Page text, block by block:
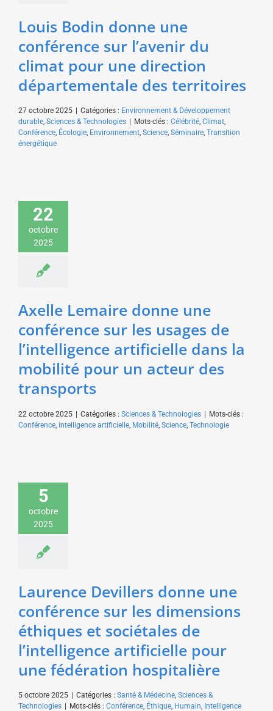
Louis Bodin donne une
conférence sur l’avenir du
climat pour une direction
départementale des territoires
27 octobre 2025 Catégories : Environnement & Développement
durable, Sciences & Technologies Mots-clés : Célébrité, Climat,
Conférence, Écologie, Environnement, Science, Séminaire, Transition
énergétique
22
octobre
2025
Axelle Lemaire donne une
conférence sur les usages de
l’intelligence artificielle dans la
mobilité pour un acteur des
transports
22 octobre 2025 | Catégories : Sciences & Technologies | Mots-clés :
Conférence Intelligence artificielle Mobilité Science Technologie
5
octobre
2025
Laurence Devillers donne une
conférence sur les dimensions
éthiques et sociétales de
l’intelligence artificielle pour
une fédération hospitalière
5 octobre 2025 Catégories : Santé & Médecine, Sciences &
Technologies
Mots-clés : Conférence, Éthique, Humain, Intelligence